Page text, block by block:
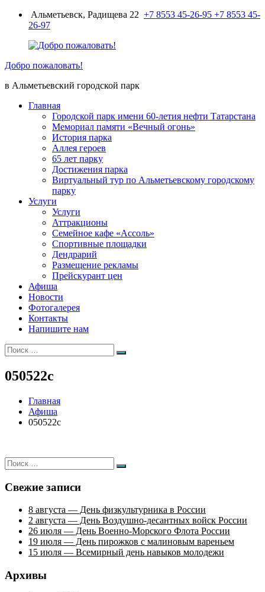
ПерейтиАльметьевск, Радищева 22 +7 8553 45-26-95 +7 8553 45-
26-97
Добро пожаловать!
в Альметьевский городской парк
Главная
Городской парк имени 60-летия нефти Татарстана
Мемориал памяти «Вечный огонь»
История парка
Аллея героев
65 лет парку
Достижения парка
Виртуальный тур по Альметьевскому городскому
парку
Услуги
Услуги
Аттракционы
Семейное кафе «Ассоль»
Спортивные площадки
Дендрарий
Размещение рекламы
Прейскурант цен
Афиша
Новости
Фотогалерея
Контакты
Напишите нам
Искать:
Поиск
050522c
Главная
Афиша
050522c
Искать:
Поиск
Свежие записи
8 августа — День физкультурника в России
2 августа — День Воздушно-десантных войск России
26 июля — День Военно-Морского Флота России
19 июля — День пирожков с малиновым вареньем
15 июля — Всемирный день навыков молодежи
Архивы